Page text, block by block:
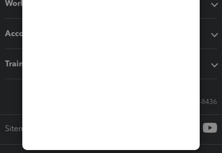
Workflow add-ons
Accounting solutions
Training & support
Call Sales: 833-564-8436
Sitemap